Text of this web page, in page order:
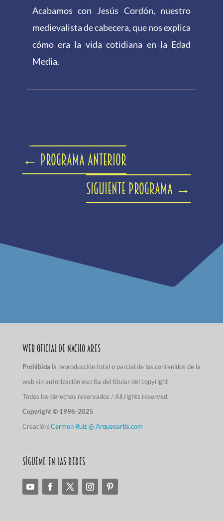
Acabamos con Jesús Cordón, nuestro
medievalista de cabecera, que nos explica
cómo era la vida cotidiana en la Edad
Media.
← Programa anterior
Siguiente programa →
Web Oficial de Nacho Ares
Prohibida la reproducción total o parcial de los contenidos de la
web sin autorización escrita del titular del copyright.
Todos los derechos reservados / All rights reserved.
Copyright © 1996-2025
Creación:Carmen Ruiz @ Arqueoartis.com
Sígueme en las redes